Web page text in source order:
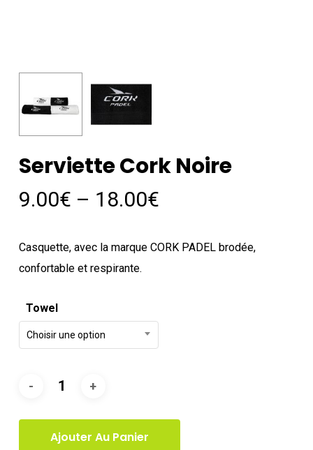
Serviette Cork Noire
9.00€ – 18.00€Price
9.00€
Casquette, avec la marque CORK PADEL brodée,
confortable et respirante.
Towel
Choisir une option
Ajouter Au Panier